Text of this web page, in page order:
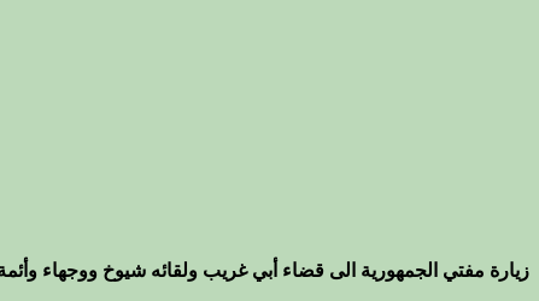
زيارة مفتي الجمهورية الى قضاء أبي غريب ولقائه شيوخ ووجهاء